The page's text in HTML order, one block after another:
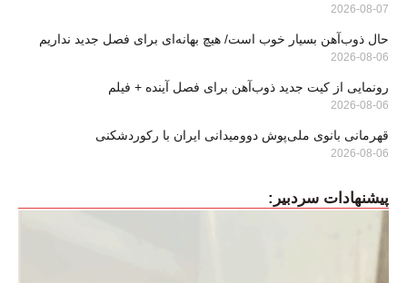
2026-08-07
حال ذوب‌آهن بسیار خوب است/ هیچ بهانه‌ای برای فصل جدید نداریم
2026-08-06
رونمایی از کیت جدید ذوب‌آهن برای فصل آینده + فیلم
2026-08-06
قهرمانی بانوی ملی‌پوش دوومیدانی ایران با رکوردشکنی
2026-08-06
پیشنهادات سردبیر: